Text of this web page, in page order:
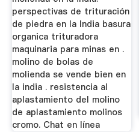
perspectivas de trituración
de piedra en la India basura
organica trituradora
maquinaria para minas en .
molino de bolas de
molienda se vende bien en
la india . resistencia al
aplastamiento del molino
de aplastamiento molinos
cromo. Chat en línea